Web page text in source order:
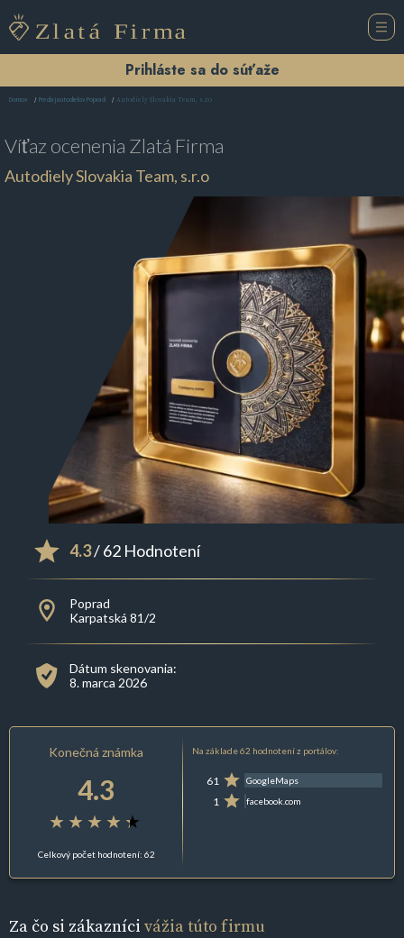
Prihláste sa do súťaže
Domov Predaj autodielov Poprad Autodiely Slovakia Team, s.r.o
Víťaz ocenenia Zlatá Firma
Autodiely Slovakia Team, s.r.o
4.3/ 62 Hodnotení
Poprad
Karpatská 81/2
Dátum skenovania:
8. marca 2026
Konečná známka
4.3
Celkový počet hodnotení: 62
Na základe 62 hodnotení z portálov:
61 GoogleMaps
1 facebook.com
Za čo si zákazníci vážia túto firmu